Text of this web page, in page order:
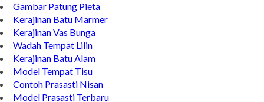
Gambar Patung Pieta
Kerajinan Batu Marmer
Kerajinan Vas Bunga
Wadah Tempat Lilin
Kerajinan Batu Alam
Model Tempat Tisu
Contoh Prasasti Nisan
Model Prasasti Terbaru